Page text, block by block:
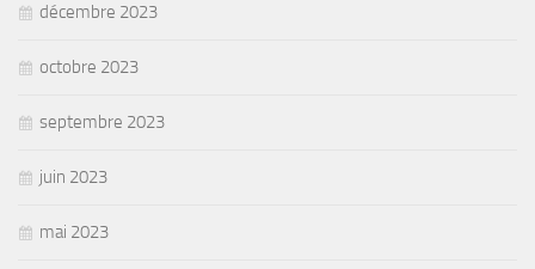
décembre 2023
octobre 2023
septembre 2023
juin 2023
mai 2023